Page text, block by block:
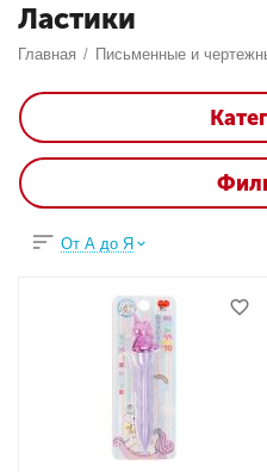
Ластики
Главная / Письменные и
От А до Я